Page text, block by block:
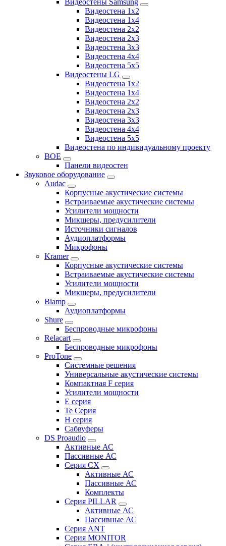
Видеостены Samsung
Видеостена 1x2
Видеостена 1x4
Видеостена 2x2
Видеостена 2х3
Видеостена 3x3
Видеостена 4x4
Видеостена 5x5
Видеостены LG
Видеостена 1x2
Видеостена 1x4
Видеостена 2x2
Видеостена 2x3
Видеостена 3x3
Видеостена 4x4
Видеостена 5x5
Видеостена по индивидуальному проекту
BOE
Панели видеостен
Звуковое оборудование
Audac
Корпусные акустические системы
Встраиваемые акустические системы
Усилители мощности
Микшеры, предусилители
Источники сигналов
Аудиоплатформы
Микрофоны
Kramer
Корпусные акустические системы
Встраиваемые акустические системы
Усилители мощности
Микшеры, предусилители
Biamp
Аудиоплатформы
Shure
Беспроводные микрофоны
Relacart
Беспроводные микрофоны
ProTone
Системные решения
Универсальные акустические системы
Компактная F серия
Усилители мощности
E серия
Te Серия
H серия
Сабвуферы
DS Proaudio
Активные АС
Пассивные АС
Серия CX
Активные АС
Пассивные АС
Комплекты
Серия PILLAR
Активные АС
Пассивные АС
Серия ANT
Серия MONITOR